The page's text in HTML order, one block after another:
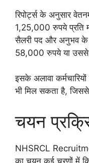
रिपोर्ट्स के अनुसार
1,25,000 रुपये प्रति
सैलरी पद और अनुभव
58,000 रुपये या उससे
इसके अलावा
भी मिल सकता है,
चयन
NHSRCL
का चयन कई चरणों में